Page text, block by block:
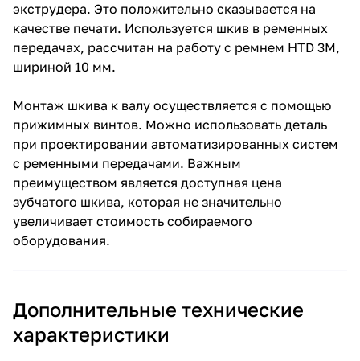
экструдера. Это положительно сказывается на
качестве печати. Используется шкив в ременных
передачах, рассчитан на работу с ремнем HTD 3M,
шириной 10 мм.
Монтаж шкива к валу осуществляется с помощью
прижимных винтов. Можно использовать деталь
при проектировании автоматизированных систем
с ременными передачами. Важным
преимуществом является доступная цена
зубчатого шкива, которая не значительно
увеличивает стоимость собираемого
оборудования.
Дополнительные технические
характеристики